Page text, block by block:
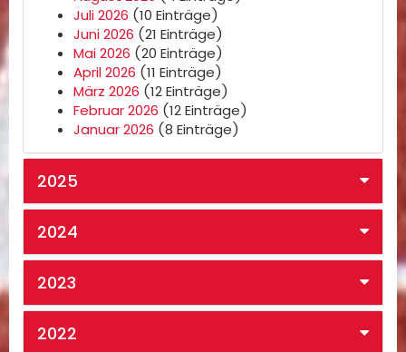
Juli 2026 (10 Einträge)
Juni 2026 (21 Einträge)
Mai 2026 (20 Einträge)
April 2026 (11 Einträge)
März 2026 (12 Einträge)
Februar 2026 (12 Einträge)
Januar 2026 (8 Einträge)
2025
2024
2023
2022